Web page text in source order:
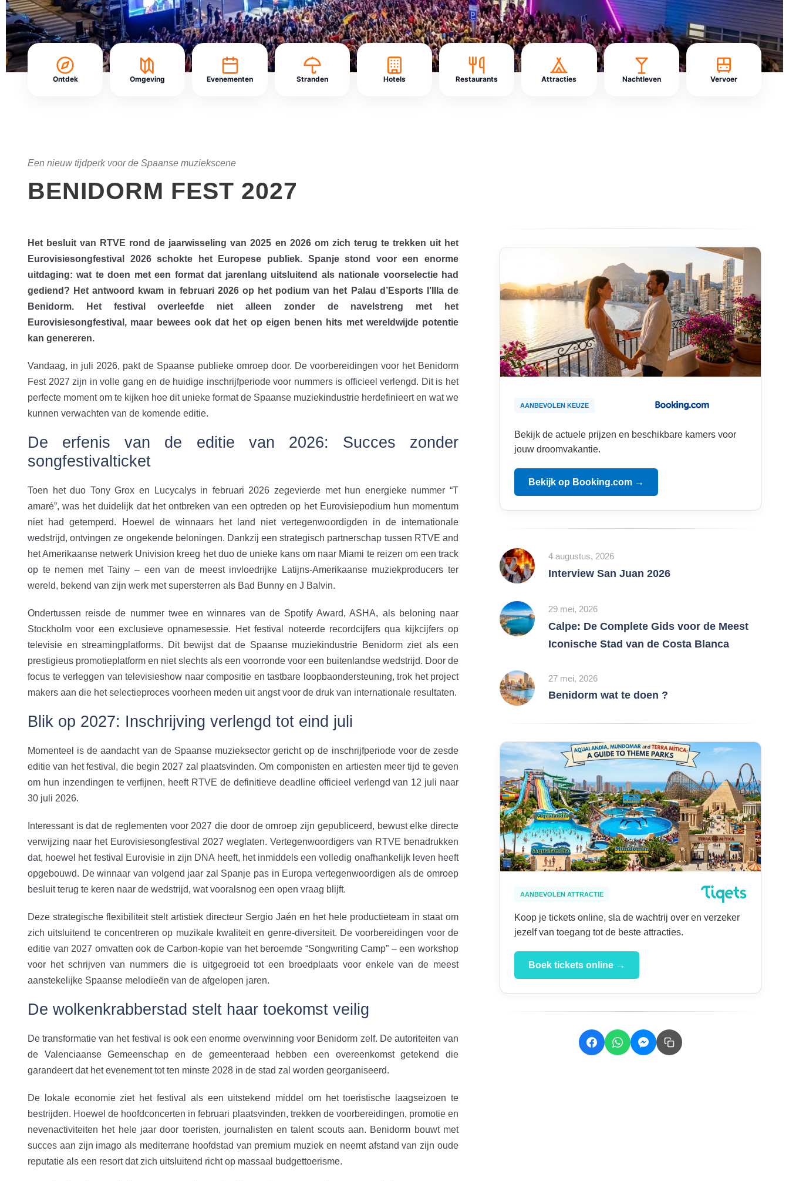
Ontdek Omgeving Evenementen Stranden Hotels Restaurants Attracties Nachtleven Vervoer
Een nieuw tijdperk voor de Spaanse muziekscene
BENIDORM FEST 2027
Het besluit van RTVE rond de jaarwisseling van 2025 en 2026 om zich terug te trekken uit het
Eurovisiesongfestival 2026 schokte het Europese publiek. Spanje stond voor een enorme
uitdaging: wat te doen met een format dat jarenlang uitsluitend als nationale voorselectie had
gediend? Het antwoord kwam in februari 2026 op het podium van het Palau d’Esports l’Illa de
Benidorm. Het festival overleefde niet alleen zonder de navelstreng met het
Eurovisiesongfestival, maar bewees ook dat het op eigen benen hits met wereldwijde potentie
kan genereren.
Vandaag, in juli 2026, pakt de Spaanse publieke omroep door. De voorbereidingen voor het Benidorm
Fest 2027 zijn in volle gang en de huidige inschrijfperiode voor nummers is officieel verlengd. Dit is het
perfecte moment om te kijken hoe dit unieke format de Spaanse muziekindustrie herdefinieert en wat we
kunnen verwachten van de komende editie.
De erfenis van de editie van 2026: Succes zonder
songfestivalticket
Toen het duo Tony Grox en Lucycalys in februari 2026 zegevierde met hun energieke nummer “T
amaré”, was het duidelijk dat het ontbreken van een optreden op het Eurovisiepodium hun momentum
niet had getemperd. Hoewel de winnaars het land niet vertegenwoordigden in de internationale
wedstrijd, ontvingen ze ongekende beloningen. Dankzij een strategisch partnerschap tussen RTVE and
het Amerikaanse netwerk Univision kreeg het duo de unieke kans om naar Miami te reizen om een track
op te nemen met Tainy – een van de meest invloedrijke Latijns-Amerikaanse muziekproducers ter
wereld, bekend van zijn werk met supersterren als Bad Bunny en J Balvin.
Ondertussen reisde de nummer twee en winnares van de Spotify Award, ASHA, als beloning naar
Stockholm voor een exclusieve opnamesessie. Het festival noteerde recordcijfers qua kijkcijfers op
televisie en streamingplatforms. Dit bewijst dat de Spaanse muziekindustrie Benidorm ziet als een
prestigieus promotieplatform en niet slechts als een voorronde voor een buitenlandse wedstrijd. Door de
focus te verleggen van televisieshow naar compositie en tastbare loopbaondersteuning, trok het project
makers aan die het selectieproces voorheen meden uit angst voor de druk van internationale resultaten.
Blik op 2027: Inschrijving verlengd tot eind juli
Momenteel is de aandacht van de Spaanse muzieksector gericht op de inschrijfperiode voor de zesde
editie van het festival, die begin 2027 zal plaatsvinden. Om componisten en artiesten meer tijd te geven
om hun inzendingen te verfijnen, heeft RTVE de definitieve deadline officieel verlengd van 12 juli naar
30 juli 2026.
Interessant is dat de reglementen voor 2027 die door de omroep zijn gepubliceerd, bewust elke directe
verwijzing naar het Eurovisiesongfestival 2027 weglaten. Vertegenwoordigers van RTVE benadrukken
dat, hoewel het festival Eurovisie in zijn DNA heeft, het inmiddels een volledig onafhankelijk leven heeft
opgebouwd. De winnaar van volgend jaar zal Spanje pas in Europa vertegenwoordigen als de omroep
besluit terug te keren naar de wedstrijd, wat vooralsnog een open vraag blijft.
Deze strategische flexibiliteit stelt artistiek directeur Sergio Jaén en het hele productieteam in staat om
zich uitsluitend te concentreren op muzikale kwaliteit en genre-diversiteit. De voorbereidingen voor de
editie van 2027 omvatten ook de Carbon-kopie van het beroemde “Songwriting Camp” – een workshop
voor het schrijven van nummers die is uitgegroeid tot een broedplaats voor enkele van de meest
aanstekelijke Spaanse melodieën van de afgelopen jaren.
De wolkenkrabberstad stelt haar toekomst veilig
De transformatie van het festival is ook een enorme overwinning voor Benidorm zelf. De autoriteiten van
de Valenciaanse Gemeenschap en de gemeenteraad hebben een overeenkomst getekend die
garandeert dat het evenement tot ten minste 2028 in de stad zal worden georganiseerd.
De lokale economie ziet het festival als een uitstekend middel om het toeristische laagseizoen te
bestrijden. Hoewel de hoofdconcerten in februari plaatsvinden, trekken de voorbereidingen, promotie en
nevenactiviteiten het hele jaar door toeristen, journalisten en talent scouts aan. Benidorm bouwt met
succes aan zijn imago als mediterrane hoofdstad van premium muziek en neemt afstand van zijn oude
reputatie als een resort dat zich uitsluitend richt op massaal budgettoerisme.
AANBEVOLEN KEUZE
Bekijk de actuele prijzen en beschikbare kamers voor
jouw droomvakantie.
Bekijk op Booking.com →
4 augustus, 2026
Interview San Juan 2026
29 mei, 2026
Calpe: De Complete Gids voor de Meest
Iconische Stad van de Costa Blanca
27 mei, 2026
Benidorm wat te doen ?
AANBEVOLEN ATTRACTIE
Koop je tickets online, sla de wachtrij over en verzeker
jezelf van toegang tot de beste attracties.
Boek tickets online →